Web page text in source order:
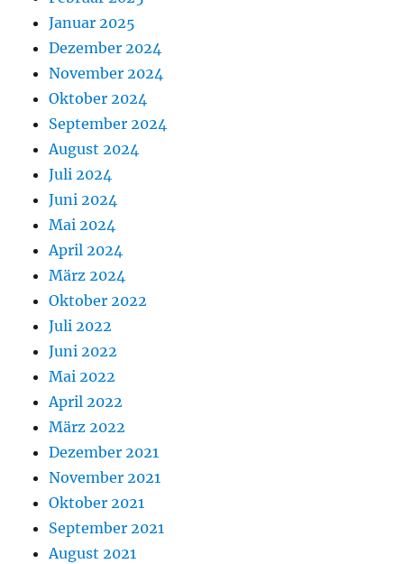
Januar 2025
Dezember 2024
November 2024
Oktober 2024
September 2024
August 2024
Juli 2024
Juni 2024
Mai 2024
April 2024
März 2024
Oktober 2022
Juli 2022
Juni 2022
Mai 2022
April 2022
März 2022
Dezember 2021
November 2021
Oktober 2021
September 2021
August 2021